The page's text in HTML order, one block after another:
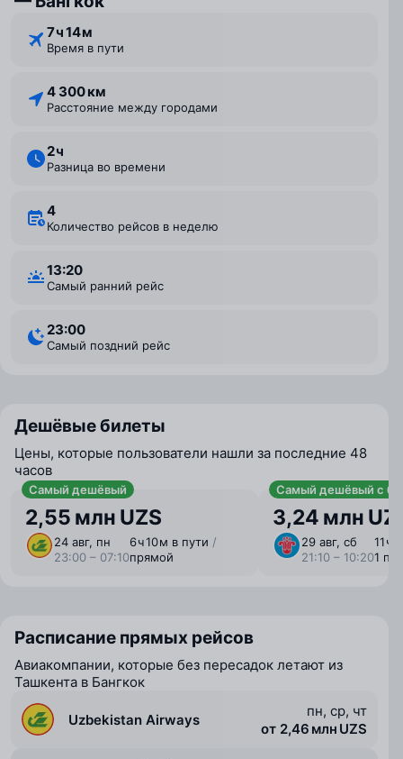
7 ⁠ч 14 ⁠м
Время в пути
4 300 км
Расстояние между городами
2 ⁠ч
Разница во времени
4
Количество рейсов в неделю
13:20
Самый ранний рейс
23:00
Самый поздний рейс
Дешёвые билеты
Цены, которые пользователи нашли за последние 48
часов
Самый дешёвый
2,55 млн UZS
24 авг, пн
23:00 – 07:10
6 ⁠ч 10 ⁠м в пути /
прямой
Самый дешёвый с
3,24 млн
29 авг, сб
21:10 – 10:20
11 ⁠ч
1
Расписание прямых рейсов
Авиакомпании, которые без пересадок летают из
Ташкента в Бангкок
Uzbekistan Airways
пн, ср, чт
от 2,46 млн UZS